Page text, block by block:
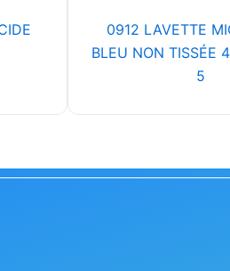
0912 LAVETTE
BLEU NON TISSÉE
5